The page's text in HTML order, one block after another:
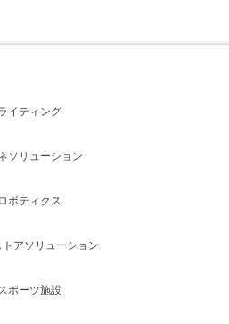
イティング
ソリューション
ロボティクス
アソリューション
スポーツ施設